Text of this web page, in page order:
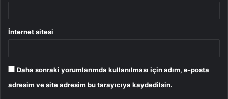
İnternet sitesi
Daha sonraki yorumlarımda kullanılması için adım, e-posta
adresim ve site adresim bu tarayıcıya kaydedilsin.